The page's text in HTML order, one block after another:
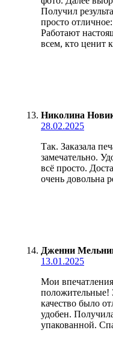
Получил
просто
Работают
всем, кто ценит
Николина
28.02.2025
Так. Заказала
замечательно.
всё просто.
очень довольна
Дженни
13.01.2025
Мои
положительные!
качество было
удобен.
упакованной.